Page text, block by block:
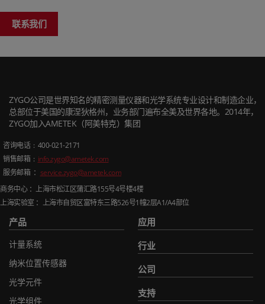
联系我们
ZYGO公司是世界知名的精密测量仪器和光学系统专业设计和制造企业，
总部位于美国的康涅狄格州，业务部门遍布全美及世界各地。2014年，
ZYGO加入AMETEK（阿美特克）集团
咨询电话: 400-021-2171
销售邮箱 : info.zygo@ametek.com
服务邮箱 ： service.zygo@ametek.com
商务中心 ：上海市松江区蒲汇路155号4号楼4楼
上海实验室 ：上海市自贸区富特东三路526号1幢2层A1/A4部位
产品
计量系统
纳米位置传感器
光学元件
光学组件
应用
行业
公司
支持